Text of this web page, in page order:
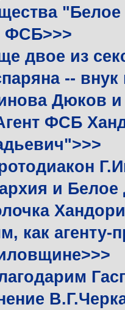
ФСБ>>>
двое из
--
Дюков
ФСБ
и Белое
как агенту-